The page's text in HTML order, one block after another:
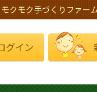
モクモク手づくりファー
グイン